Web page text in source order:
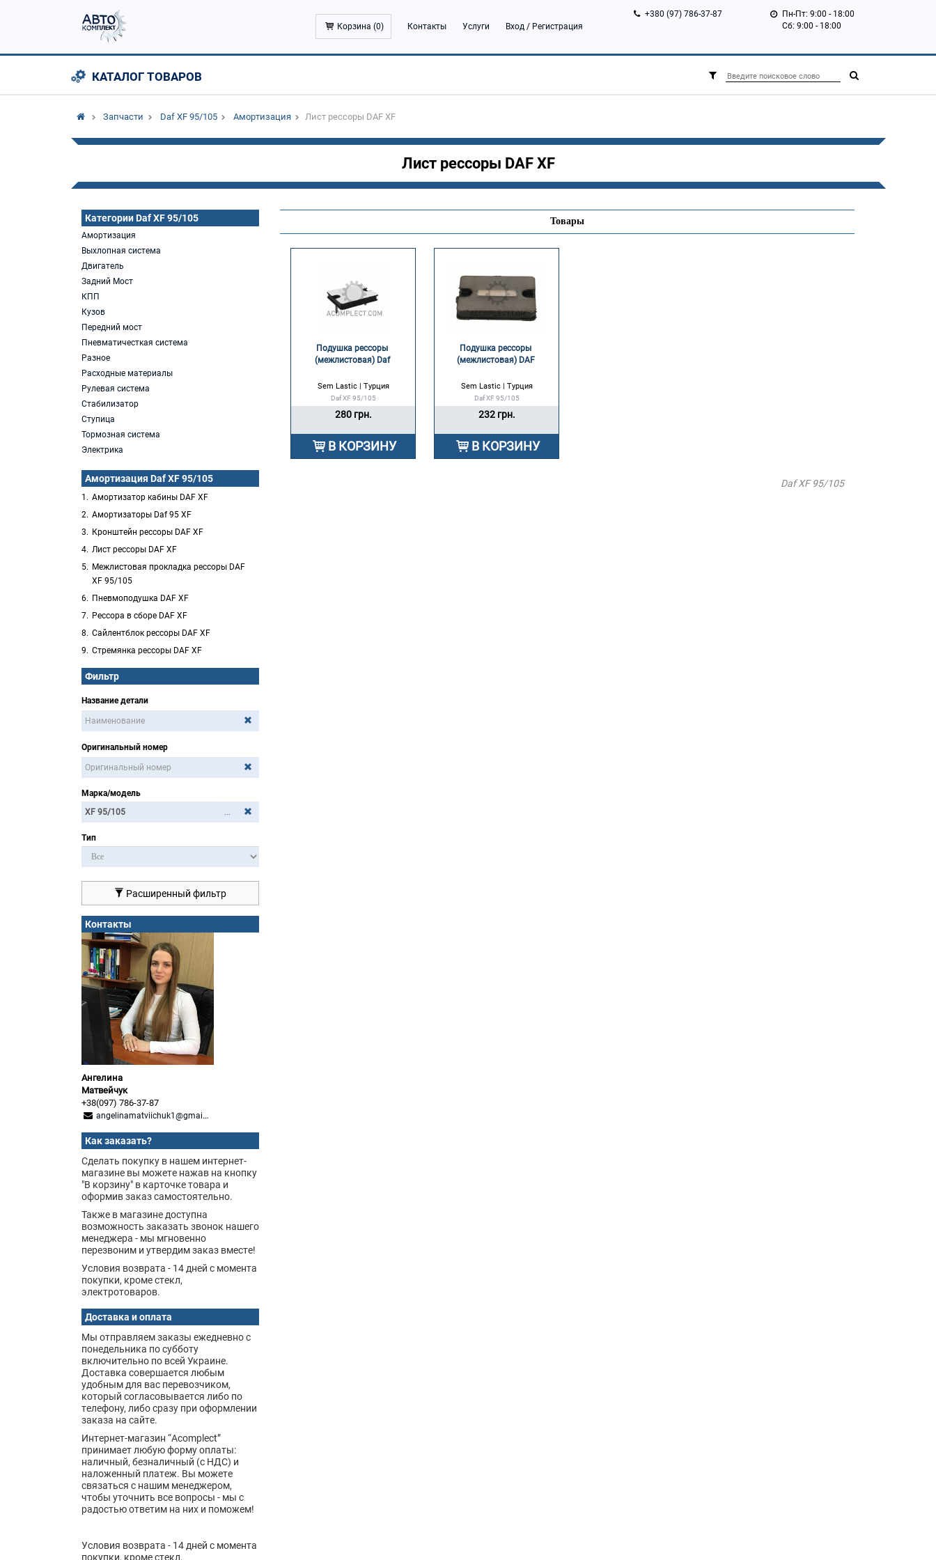
Корзина (0) Контакты Услуги Вход / Регистрация
+380 (97) 786-37-87
Пн-Пт: 9:00 - 18:00
Сб: 9:00 - 18:00
КАТАЛОГ ТОВАРОВ
Запчасти Daf XF 95/105 Амортизация Лист рессоры DAF XF
Лист рессоры DAF XF
Категории Daf XF 95/105
Амортизация
Выхлопная система
Двигатель
Задний Мост
КПП
Кузов
Передний мост
Пневматичесткая система
Разное
Расходные материалы
Рулевая система
Стабилизатор
Ступица
Тормозная система
Электрика
Амортизация Daf XF 95/105
Амортизатор кабины DAF XF
Амортизаторы Daf 95 XF
Кронштейн рессоры DAF XF
Лист рессоры DAF XF
Межлистовая прокладка рессоры DAF
XF 95/105
Пневмоподушка DAF XF
Рессора в сборе DAF XF
Сайлентблок рессоры DAF XF
Стремянка рессоры DAF XF
Фильтр
Название детали
Оригинальный номер
Марка/модель
...
Тип
Расширенный фильтр
Контакты
Ангелина
Матвейчук
+38(097) 786-37-87
angelinamatviichuk1@gmail.com
Как заказать?
Сделать покупку в нашем интернет-
магазине вы можете нажав на кнопку
"В корзину" в карточке товара и
оформив заказ самостоятельно.
Также в магазине доступна
возможность заказать звонок нашего
менеджера - мы мгновенно
перезвоним и утвердим заказ вместе!
Условия возврата - 14 дней с момента
покупки, кроме стекл,
электротоваров.
Доставка и оплата
Мы отправляем заказы ежедневно с
понедельника по субботу
включительно по всей Украине.
Доставка совершается любым
удобным для вас перевозчиком,
который согласовывается либо по
телефону, либо сразу при оформлении
заказа на сайте.
Интернет-магазин “Acomplect”
принимает любую форму оплаты:
наличный, безналичный (с НДС) и
наложенный платеж. Вы можете
связаться с нашим менеджером,
чтобы уточнить все вопросы - мы с
радостью ответим на них и поможем!
Условия возврата - 14 дней с момента
покупки, кроме стекл,
Товары
Подушка рессоры
(межлистовая) Daf
Sem Lastic | Турция
Daf XF 95/105
280 грн.
В КОРЗИНУ
Подушка рессоры
(межлистовая) DAF
Sem Lastic | Турция
Daf XF 95/105
232 грн.
В КОРЗИНУ
Daf XF 95/105